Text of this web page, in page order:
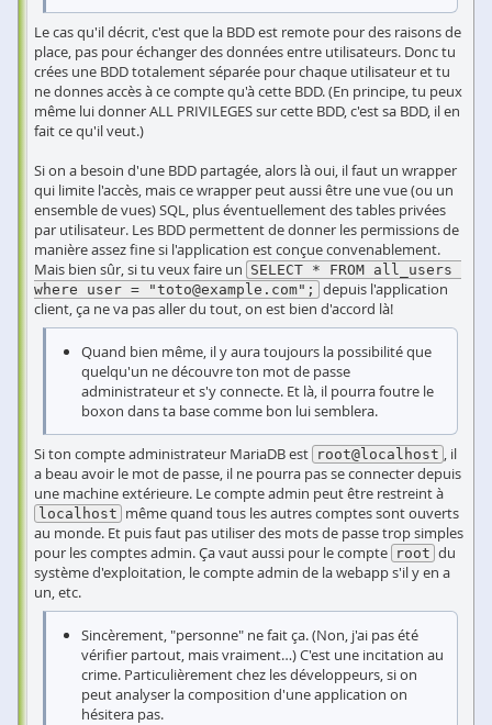
Le cas qu'il décrit, c'est que la BDD est remote pour des raisons de
place, pas pour échanger des données entre utilisateurs. Donc tu
crées une BDD totalement séparée pour chaque utilisateur et tu
ne donnes accès à ce compte qu'à cette BDD. (En principe, tu peux
même lui donner ALL PRIVILEGES sur cette BDD, c'est sa BDD, il en
fait ce qu'il veut.)
Si on a besoin d'une BDD partagée, alors là oui, il faut un wrapper
qui limite l'accès, mais ce wrapper peut aussi être une vue (ou un
ensemble de vues) SQL, plus éventuellement des tables privées
par utilisateur. Les BDD permettent de donner les permissions de
manière assez fine si l'application est conçue convenablement.
Mais bien sûr, si tu veux faire un SELECT * FROM all_users
where user = "toto@example.com";
depuis l'application
client, ça ne va pas aller du tout, on est bien d'accord là!
Quand bien même, il y aura toujours la possibilité que
quelqu'un ne découvre ton mot de passe
administrateur et s'y connecte. Et là, il pourra foutre le
boxon dans ta base comme bon lui semblera.
Si ton compte administrateur MariaDB est root@localhost , il
a beau avoir le mot de passe, il ne pourra pas se connecter depuis
une machine extérieure. Le compte admin peut être restreint à
localhost même quand tous les autres comptes sont ouverts
au monde. Et puis faut pas utiliser des mots de passe trop simples
pour les comptes admin. Ça vaut aussi pour le compte root du
système d'exploitation, le compte admin de la webapp s'il y en a
un, etc.
Sincèrement, "personne" ne fait ça. (Non, j'ai pas été
vérifier partout, mais vraiment…) C'est une incitation au
crime. Particulièrement chez les développeurs, si on
peut analyser la composition d'une application on
hésitera pas.